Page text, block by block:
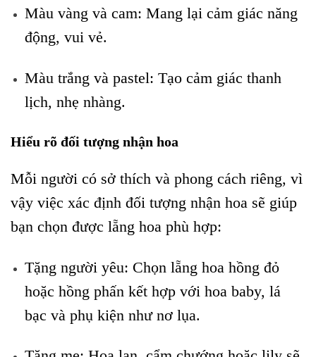
Màu vàng và cam: Mang lại cảm giác năng
động, vui vẻ.
Màu trắng và pastel: Tạo cảm giác thanh
lịch, nhẹ nhàng.
Hiểu rõ đối tượng nhận hoa
Mỗi người có sở thích và phong cách riêng, vì
vậy việc xác định đối tượng nhận hoa sẽ giúp
bạn chọn được lẵng hoa phù hợp:
Tặng người yêu: Chọn lẵng hoa hồng đỏ
hoặc hồng phấn kết hợp với hoa baby, lá
bạc và phụ kiện như nơ lụa.